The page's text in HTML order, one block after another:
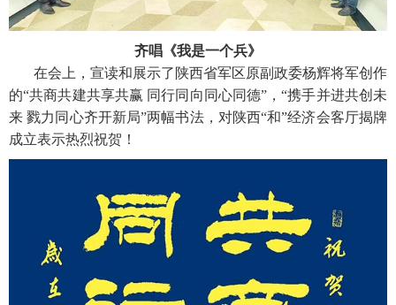
齐唱《我是一个兵》
在会上，宣读和展示了陕西省军区原副政委杨辉将军创作
的“共商共建共享共赢 同行同向同心同德”，“携手并进共创未
来 戮力同心齐开新局”两幅书法，对陕西“和”经济会客厅揭牌
成立表示热烈祝贺！